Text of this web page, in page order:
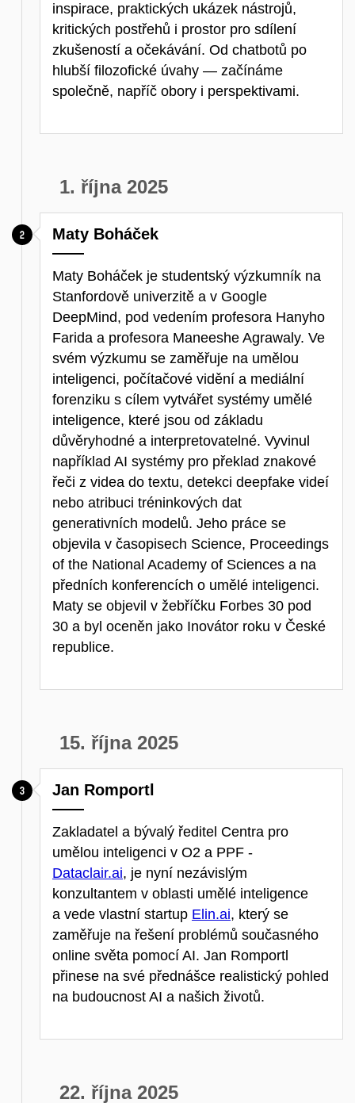
inspirace, praktických ukázek nástrojů,
kritických postřehů i prostor pro sdílení
zkušeností a očekávání. Od chatbotů po
hlubší filozofické úvahy — začínáme
společně, napříč obory i perspektivami.
1. října 2025
Maty Boháček
Maty Boháček je studentský výzkumník na
Stanfordově univerzitě a v Google
DeepMind, pod vedením profesora Hanyho
Farida a profesora Maneeshe Agrawaly. Ve
svém výzkumu se zaměřuje na umělou
inteligenci, počítačové vidění a mediální
forenziku s cílem vytvářet systémy umělé
inteligence, které jsou od základu
důvěryhodné a interpretovatelné. Vyvinul
například AI systémy pro překlad znakové
řeči z videa do textu, detekci deepfake videí
nebo atribuci tréninkových dat
generativních modelů. Jeho práce se
objevila v časopisech Science, Proceedings
of the National Academy of Sciences a na
předních konferencích o umělé inteligenci.
Maty se objevil v žebříčku Forbes 30 pod
30 a byl oceněn jako Inovátor roku v České
republice.
15. října 2025
Jan Romportl
Zakladatel a bývalý ředitel Centra pro
umělou inteligenci v O2 a PPF -
Dataclair.ai, je nyní nezávislým
konzultantem v oblasti umělé inteligence
a vede vlastní startup Elin.ai, který se
zaměřuje na řešení problémů současného
online světa pomocí AI. Jan Romportl
přinese na své přednášce realistický pohled
na budoucnost AI a našich životů.
22. října 2025